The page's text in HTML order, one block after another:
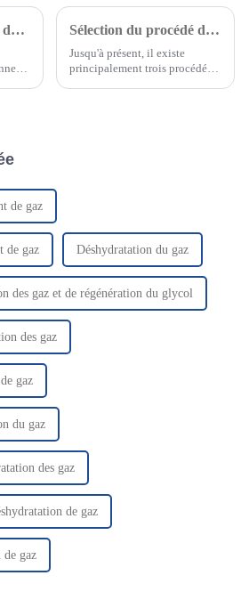
Méthode et principe de conception RMS
du
Sélection du procédé de liquéfaction du gaz naturel pour l'usine de GNL
Jusqu'à présent, il existe
principalement trois procédés
de gaz
de gaz Déshydratation du gaz
des gaz et de régénération du glycol
des gaz
gaz
du gaz
des gaz
de gaz
de gaz